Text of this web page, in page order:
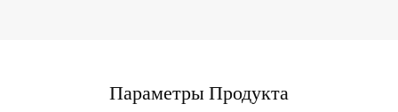
Параметры Продукта